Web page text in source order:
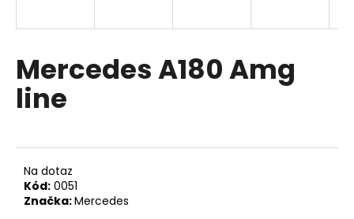
Mercedes A180 Amg
line
Na dotaz
Kód: 0051
Značka:Mercedes
s
ť
?